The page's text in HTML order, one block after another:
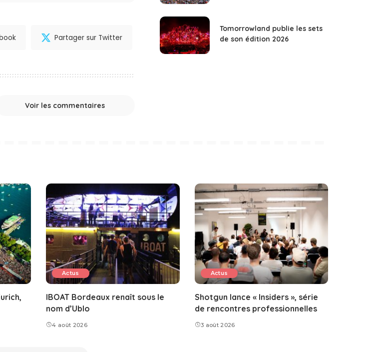
Partager sur Twitter
Voir les commentaires
Tomorrowland publie les sets
de son édition 2026
Actus
IBOAT Bordeaux renaît sous le
nom d’Ublo
4 août 2026
Actus
Shotgun lance « Insiders », série
de rencontres professionnelles
3 août 2026